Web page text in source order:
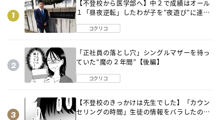
【不登校から医学部へ】中２で成績はオール
１「昼夜逆転」したわが子を”夜遊び”に連れ
コクリコ
「正社員の落とし穴」シングルマザーを待っ
ていた“魔の２年間”【後編】
コクリコ
【不登校のきっかけは先生でした】「カウン
セリングの時間」生徒の情報をバラしたの